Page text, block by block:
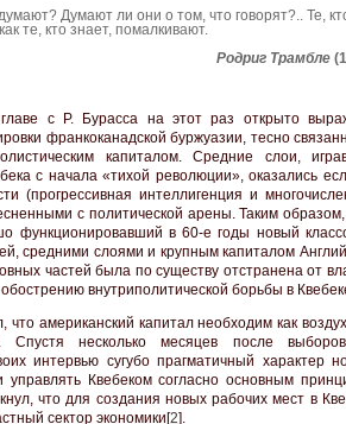
Думают ли они о том, что говорят?.. Те,
те, кто знает, помалкивают.
Родриг Трамбле
с Р. Бурасса на этот раз открыто
франкоканадской буржуазии, тесно
капиталом. Средние слои,
с начала «тихой революции», оказались
(прогрессивная интеллигенция и
с политической арены. Таким
функционировавший в 60-е годы новый
средними слоями и крупным капиталом
частей была по существу отстранена от
внутриполитической борьбы в
американский капитал необходим как
Спустя несколько месяцев после
интервью сугубо прагматичный характер
Квебеком согласно основным
что для создания новых рабочих мест в
сектор экономики[2].